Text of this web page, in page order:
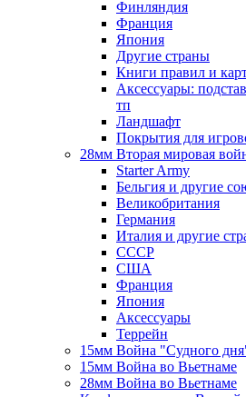
Финляндия
Франция
Япония
Другие страны
Книги правил и
Аксессуары:
тп
Ландшафт
Покрытия для
28мм Вторая мировая
Starter Army
Бельгия и другие
Великобритания
Германия
Италия и другие
СССР
США
Франция
Япония
Аксессуары
Террейн
15мм Война "Судного
15мм Война во Вьетнаме
28мм Война во Вьетнаме